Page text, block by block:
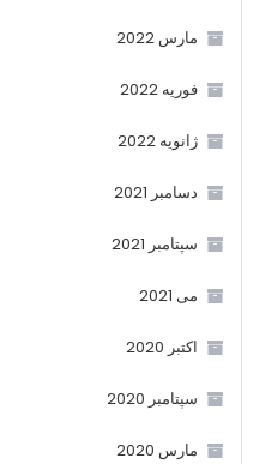
مارس 2022
فوریه 2022
ژانویه 2022
دسامبر 2021
سپتامبر 2021
می 2021
اکتبر 2020
سپتامبر 2020
مارس 2020